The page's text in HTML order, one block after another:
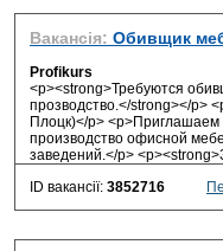
Вакансія: Обивщик
Profikurs
<p><strong>Требуются
прозводство.</strong></p>
Плоцк)</p>
производство офисной
заведений.</p>
ID вакансії: 3852716